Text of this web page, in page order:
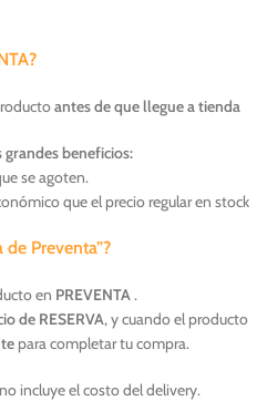
antes de que llegue a tienda
grandes beneficios:
se agoten.
que el precio regular en stock
de Preventa”?
en PREVENTA.
de RESERVA, y cuando el producto
para completar tu compra.
incluye el costo del delivery.